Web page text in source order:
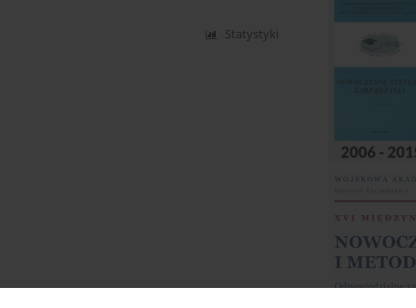
Statystyki